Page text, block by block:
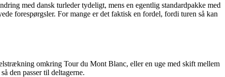
med dansk turleder tydeligt, mens en egentlig standardpakke med
forespørgsler. For mange er det faktisk en fordel, fordi turen så kan
omkring Tour du Mont Blanc, eller en uge med skift mellem
den passer til deltagerne.